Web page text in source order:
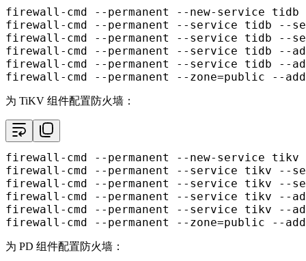
firewall-cmd --permanent --new-service tidb
firewall-cmd --permanent --service tidb --
firewall-cmd --permanent --service tidb --
firewall-cmd --permanent --service tidb --
firewall-cmd --permanent --service tidb --
firewall-cmd --permanent --zone=public --
为 TiKV 组件配置防火墙：
firewall-cmd --permanent --new-service tikv
firewall-cmd --permanent --service tikv --
firewall-cmd --permanent --service tikv --
firewall-cmd --permanent --service tikv --
firewall-cmd --permanent --service tikv --
firewall-cmd --permanent --zone=public --
为 PD 组件配置防火墙：